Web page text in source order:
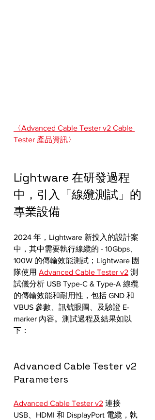
〈Advanced Cable Tester v2 Cable
Tester 產品資訊〉
Lightware 在研發過程
中，引入「線纜測試」的
專業設備
2024 年，Lightware 新投入的設計案
中，其中需要執行線纜的 - 10Gbps、
100W 的傳輸效能測試；Lightware 團
隊使用 Advanced Cable Tester v2 測
試儀分析 USB Type-C & Type-A 線纜
的傳輸效能和耐用性，包括 GND 和
VBUS 參數、訊號眼圖、及驗證 E-
marker 內容。測試過程及結果如以
下：
Advanced Cable Tester v2
Parameters
Advanced Cable Tester v2 連接
USB、HDMI 和 DisplayPort 電纜，執